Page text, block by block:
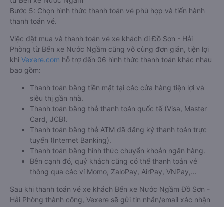
Bước 5: Chọn hình thức thanh toán vé phù hợp và tiến hành
thanh toán vé.
Việc đặt mua và thanh toán vé xe khách đi Đồ Sơn - Hải
Phòng từ Bến xe Nước Ngầm cũng vô cùng đơn giản, tiện lợi
khi Vexere.com hỗ trợ đến 06 hình thức thanh toán khác nhau
bao gồm:
Thanh toán bằng tiền mặt tại các cửa hàng tiện lợi và
siêu thị gần nhà.
Thanh toán bằng thẻ thanh toán quốc tế (Visa, Master
Card, JCB).
Thanh toán bằng thẻ ATM đã đăng ký thanh toán trực
tuyến (Internet Banking).
Thanh toán bằng hình thức chuyển khoản ngân hàng.
Bên cạnh đó, quý khách cũng có thể thanh toán vé
thông qua các ví Momo, ZaloPay, AirPay, VNPay,…
Sau khi thanh toán vé xe khách Bến xe Nước Ngầm Đồ Sơn -
Hải Phòng thành công, Vexere sẽ gửi tin nhắn/email xác nhận